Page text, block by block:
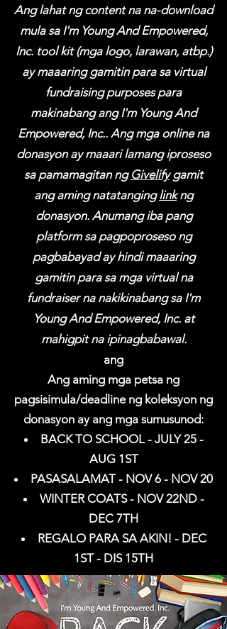
Ang lahat ng content na na-download
mula sa I'm Young And Empowered,
Inc. tool kit (mga logo, larawan, atbp.)
ay maaaring gamitin para sa virtual
fundraising purposes para
makinabang ang I'm Young And
Empowered, Inc.. Ang mga online na
donasyon ay maaari lamang iproseso
sa pamamagitan ng Givelifygamit
ang aming natatanginglinkng
donasyon. Anumang iba pang
platform sa pagpoproseso ng
pagbabayad ay hindi maaaring
gamitin para sa mga virtual na
fundraiser na nakikinabang sa I'm
Young And Empowered, Inc. at
mahigpit na ipinagbabawal.
ang
Ang aming mga petsa ng
pagsisimula/deadline ng koleksyon ng
donasyon ay ang mga sumusunod:
BACK TO SCHOOL - JULY 25 -
AUG 1ST
PASASALAMAT - NOV 6 - NOV 20
WINTER COATS - NOV 22ND -
DEC 7TH
REGALO PARA SA AKIN! - DEC
1ST - DIS 15TH